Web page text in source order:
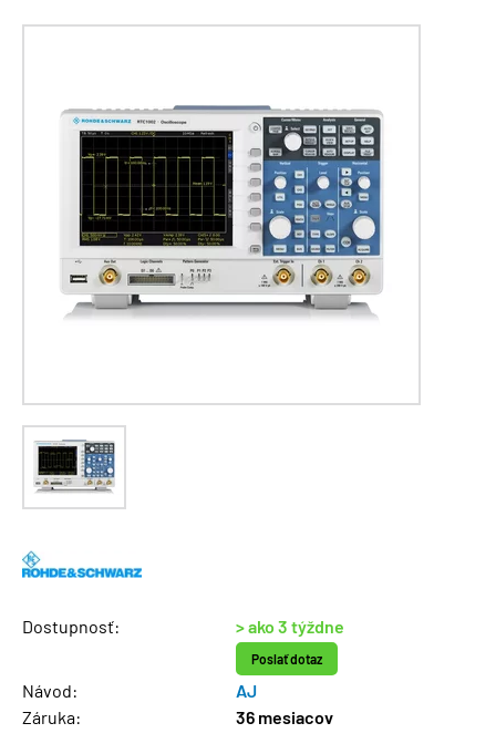
Dostupnosť: > ako 3 týždne
Poslať dotaz
Návod:
AJ
Záruka:
36 mesiacov